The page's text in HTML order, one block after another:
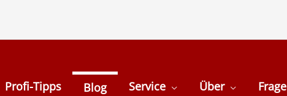
Profi-Tipps Blog Service Über Frage